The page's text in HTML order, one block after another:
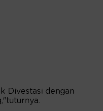
Divestasi dengan